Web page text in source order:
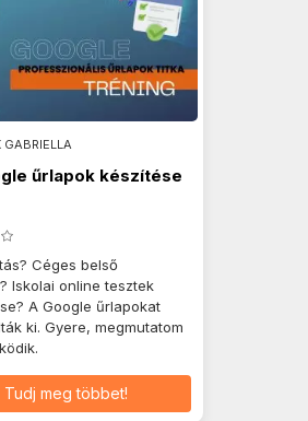
GABRIELLA
űrlapok készítése
Céges belső
Iskolai online tesztek
A Google űrlapokat
ki. Gyere, megmutatom
Tudj meg többet!